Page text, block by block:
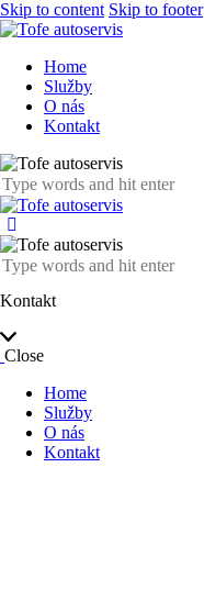
Skip to content Skip to footer
Home
Služby
O nás
Kontakt
Kontakt
Close
Home
Služby
O nás
Kontakt